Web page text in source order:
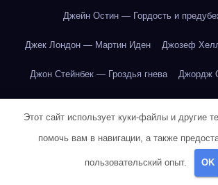
Джейн Остин — Гордость и
Джек Лондон — Мартин Иден Джозеф
Джон Стейнбек — Гроздья гнева Джордж
Джордж Оруэлл — 1984 Джордж
Этот сайт использует куки-файлы и другие
помочь вам в навигации, а также
пользовательский опыт. OK